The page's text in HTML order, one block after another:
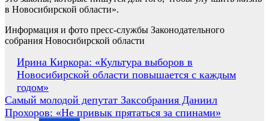
в Новосибирской области».
Информация и фото пресс-службы Законодательного
собрания Новосибирской области
Навигация
по
записям
Ирина Киркора: «Культура выборов в
Новосибирской области повышается с каждым
годом»
Самый молодой депутат Заксобрания Даниил
Прохоров: «Не привык прятаться за спинами»